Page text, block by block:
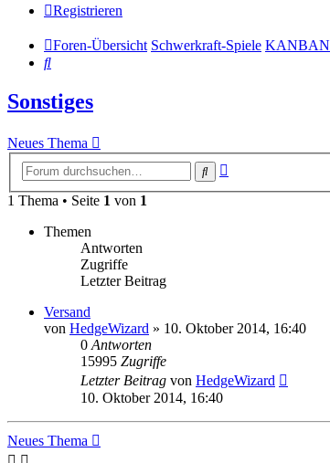
Registrieren
Foren-Übersicht Schwerkraft-Spiele KANBAN
Suche
Sonstiges
Neues Thema
Suche
1 Thema • Seite 1 von 1
Themen
Antworten
Zugriffe
Letzter Beitrag
Versand
von HedgeWizard » 10. Oktober 2014, 16:40
0 Antworten
15995 Zugriffe
Letzter Beitrag von HedgeWizard
10. Oktober 2014, 16:40
Neues Thema